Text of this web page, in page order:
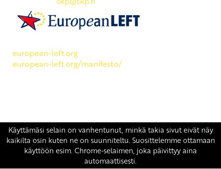
european-left.org
european-left.org/manifesto/
Copyright 2026 © SKP| Tietosuojaseloste